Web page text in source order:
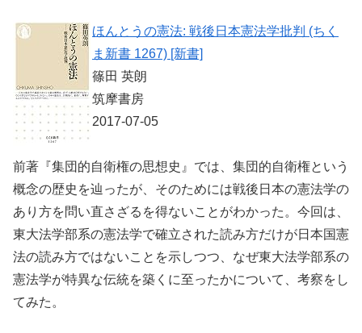
ほんとうの憲法: 戦後日本憲法学批判 (ちく
ま新書 1267) [新書]
篠田 英朗
筑摩書房
2017-07-05
前著『集団的自衛権の思想史』では、集団的自衛権という
概念の歴史を辿ったが、そのためには戦後日本の憲法学の
あり方を問い直さざるを得ないことがわかった。今回は、
東大法学部系の憲法学で確立された読み方だけが日本国憲
法の読み方ではないことを示しつつ、なぜ東大法学部系の
憲法学が特異な伝統を築くに至ったかについて、考察をし
てみた。